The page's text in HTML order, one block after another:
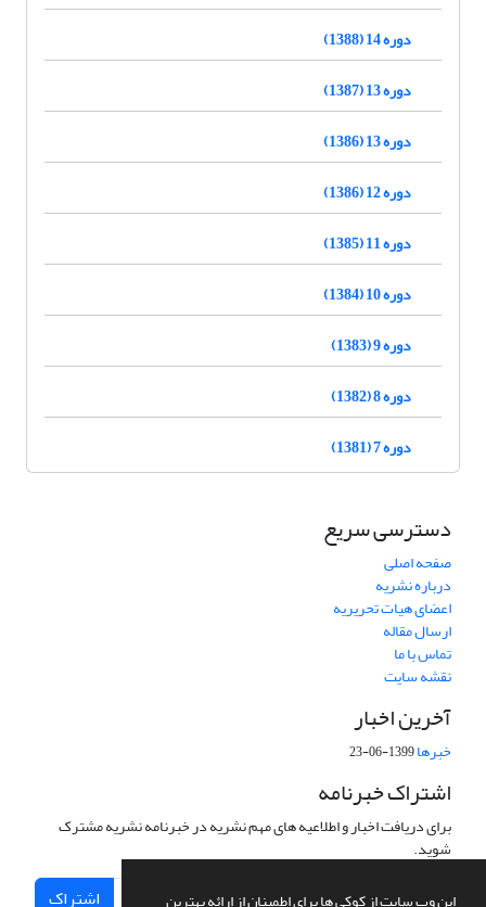
این وب سایت از کوکی ها برای اطمینان از ارائه بهترین
دوره 14 (1388)
دوره 13 (1387)
دوره 13 (1386)
دوره 12 (1386)
دوره 11 (1385)
دوره 10 (1384)
دوره 9 (1383)
دوره 8 (1382)
دوره 7 (1381)
دسترسی سریع
صفحه اصلی
درباره نشریه
اعضای هیات تحریریه
ارسال مقاله
تماس با ما
نقشه سایت
آخرین اخبار
خبرها1399-06-23
اشتراک خبرنامه
برای دریافت اخبار و اطلاعیه های مهم نشریه در خبرنامه نشریه مشترک
شوید.
اشتراک